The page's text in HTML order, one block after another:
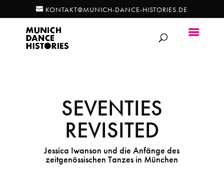
KONTAKT@MUNICH-DANCE-HISTORIES.DE
SEVENTIES
REVISITED
Jessica Iwanson und die Anfänge des
zeitgenössischen Tanzes in München